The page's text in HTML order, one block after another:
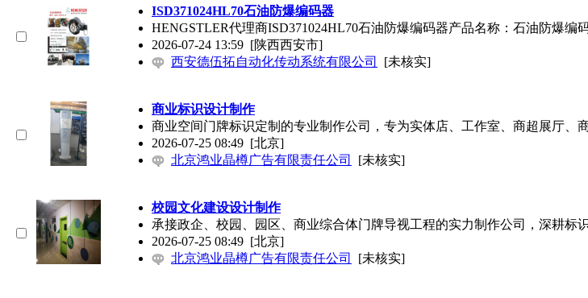
ISD371024HL70石油防爆编码器
HENGSTLER代理商ISD371024HL70石油防爆编码器产品名称：石油防爆
2026-07-24 13:59 [陕西西安市]
西安德伍拓自动化传动系统有限公司
[未核实]
商业标识设计制作
商业空间门牌标识定制的专业制作公司，专为实体店、工作室、商超展厅
2026-07-25 08:49 [北京]
北京鸿业晶樽广告有限责任公司
[未核实]
校园文化建设设计制作
承接政企、校园、园区、商业综合体门牌导视工程的实力制作公司，深耕
2026-07-25 08:49 [北京]
北京鸿业晶樽广告有限责任公司
[未核实]